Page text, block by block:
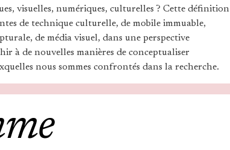
visuelles, numériques, culturelles ? Cette définition
de technique culturelle, de mobile immuable,
de média visuel, dans une perspective
à de nouvelles manières de conceptualiser
nous sommes confrontés dans la recherche.